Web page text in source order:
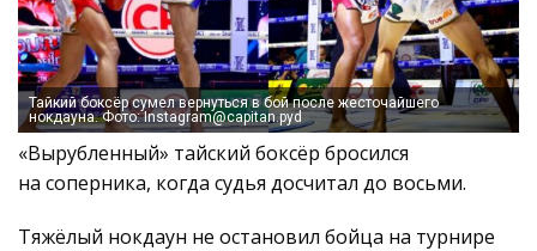
Тайкий боксёр сумел вернуться в бой после жесточайшего
нокдауна. Фото: Instagram@capitan.pyd
«Вырубленный» тайский боксёр бросился
на соперника, когда судья досчитал до восьми.
Тяжёлый нокдаун не остановил бойца на турнире